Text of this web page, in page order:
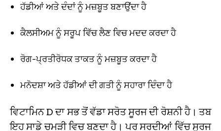
ਹੱਡੀਆਂ ਅਤੇ ਦੰਦਾਂ ਨੂੰ ਮਜ਼ਬੂਤ ਬਣਾਉਂਦਾ ਹੈ
ਕੈਲਸੀਅਮ ਨੂੰ ਸਰੂਪ ਵਿੱਚ ਲੈਣ ਵਿਚ ਮਦਦ ਕਰਦਾ ਹੈ
ਰੋਗ-ਪ੍ਰਤੀਰੋਧਕ ਤਾਕਤ ਨੂੰ ਮਜ਼ਬੂਤ ਕਰਦਾ ਹੈ
ਮਨੋਦਸ਼ਾ ਅਤੇ ਹੱਡੀਆਂ ਦੀ ਗਤੀ ਨੂੰ ਸਹਾਰਾ ਦਿੰਦਾ ਹੈ
ਵਿਟਾਮਿਨ D ਦਾ ਸਭ ਤੋਂ ਵੱਡਾ ਸਰੋਤ ਸੂਰਜ ਦੀ ਰੋਸ਼ਨੀ ਹੈ। ਤਬ
ਇਹ ਸਾਡੇ ਚਮੜੀ ਵਿਚ ਬਣਦਾ ਹੈ। ਪਰ ਸਰਦੀਆਂ ਵਿੱਚ ਸੂਰਜ